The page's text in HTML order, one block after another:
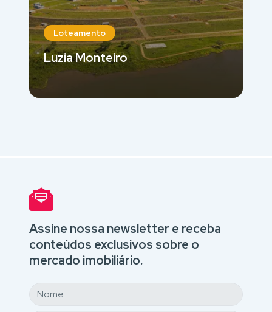
Loteamento
Luzia Monteiro
Assine nossa newsletter e receba
conteúdos exclusivos sobre o
mercado imobiliário.